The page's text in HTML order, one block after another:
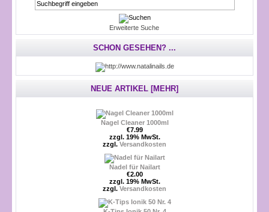
Erweiterte Suche
SCHON GESEHEN? ...
NEUE ARTIKEL [MEHR]
Nagel Cleaner 1000ml
€7.99
zzgl. 19% MwSt.
zzgl. Versandkosten
Nadel für Nailart
€2.00
zzgl. 19% MwSt.
zzgl. Versandkosten